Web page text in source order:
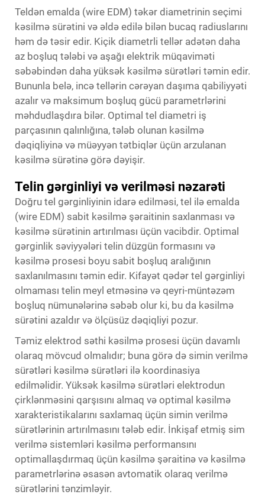
Teldən emalda (wire EDM) təkər diametrinin seçimi
kəsilmə sürətini və əldə edilə bilən bucaq radiuslarını
həm də təsir edir. Kiçik diametrli tellər adətən daha
az boşluq tələbi və aşağı elektrik müqaviməti
səbəbindən daha yüksək kəsilmə sürətləri təmin edir.
Bununla belə, incə tellərin cərəyan daşıma qabiliyyəti
azalır və maksimum boşluq gücü parametrlərini
məhdudlaşdıra bilər. Optimal tel diametri iş
parçasının qalınlığına, tələb olunan kəsilmə
dəqiqliyinə və müəyyən tətbiqlər üçün arzulanan
kəsilmə sürətinə görə dəyişir.
Telin gərginliyi və verilməsi nəzarəti
Doğru tel gərginliyinin idarə edilməsi, tel ilə emalda
(wire EDM) sabit kəsilmə şəraitinin saxlanması və
kəsilmə sürətinin artırılması üçün vacibdir. Optimal
gərginlik səviyyələri telin düzgün formasını və
kəsilmə prosesi boyu sabit boşluq aralığının
saxlanılmasını təmin edir. Kifayət qədər tel gərginliyi
olmaması telin meyl etməsinə və qeyri-müntəzəm
boşluq nümunələrinə səbəb olur ki, bu da kəsilmə
sürətini azaldır və ölçüsüz dəqiqliyi pozur.
Təmiz elektrod səthi kəsilmə prosesi üçün davamlı
olaraq mövcud olmalıdır; buna görə də simin verilmə
sürətləri kəsilmə sürətləri ilə koordinasiya
edilməlidir. Yüksək kəsilmə sürətləri elektrodun
çirklənməsini qarşısını almaq və optimal kəsilmə
xarakteristikalarını saxlamaq üçün simin verilmə
sürətlərinin artırılmasını tələb edir. İnkişaf etmiş sim
verilmə sistemləri kəsilmə performansını
optimallaşdırmaq üçün kəsilmə şəraitinə və kəsilmə
parametrlərinə əsasən avtomatik olaraq verilmə
sürətlərini tənzimləyir.